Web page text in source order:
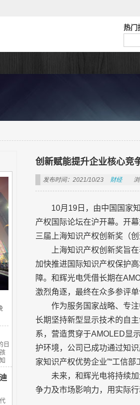
热门
日
创新赋能提升企业核心竞
发布时间：2021/10/23 财经
10月19日，由中国国家
产权国际论坛在沪开幕。开
三届上海知识产权创新奖（创
上海知识产权创新奖旨
加快推进国际知识产权保护
障。和辉光电凭借长期在
激烈角逐，最终在众多参评单
作为服务国家战略、专
长期坚持新型显示技术的自
系，营造贯穿于AMOLED显
护环境，公司已成功通过知
家知识产权优势企业”“工信部
未来，和辉光电将持续
争力及市场影响力，用实际